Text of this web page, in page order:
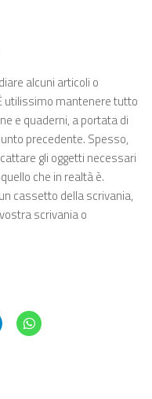
alcuni articoli o
utilissimo mantenere tutto
e quaderni, a portata di
precedente. Spesso,
gli oggetti necessari
che in realtà è.
cassetto della scrivania,
scrivania o